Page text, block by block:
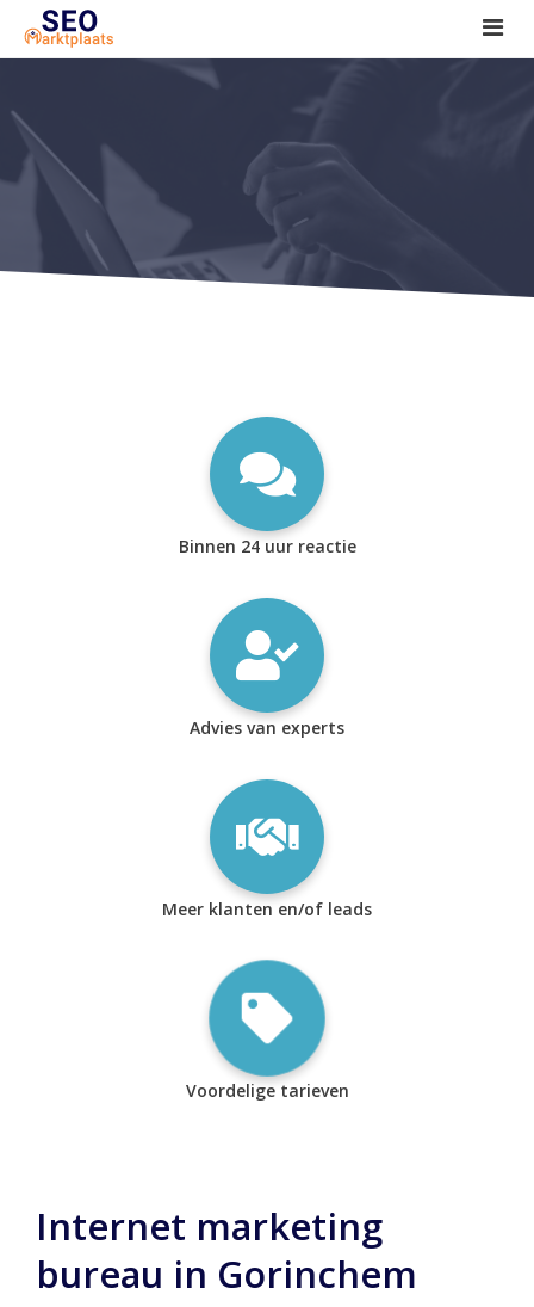
SEO tools reviews
Marketeer bij jou in de buurt?
Offerte
1. Seo voor beginners +
2. Onderzoeken +
Binnen 24 uur reactie
Advies van experts
Meer klanten en/of leads
Voordelige tarieven
Internet marketing
bureau in Gorinchem